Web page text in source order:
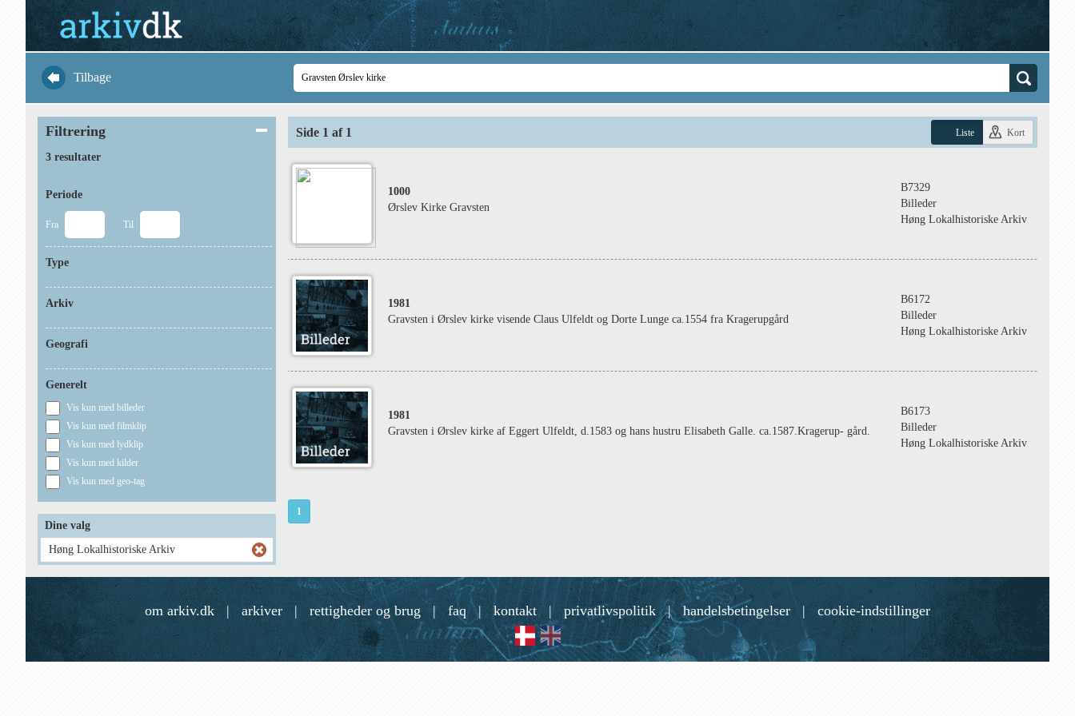
Tilbage
Filtrering
3 resultater
Periode
Fra Til
Type
Arkiv
Geografi
Generelt
Vis kun med billeder
Vis kun med filmklip
Vis kun med lydklip
Vis kun med kilder
Vis kun med geo-tag
Dine valg
Høng Lokalhistoriske Arkiv
Side 1 af 1 Liste Kort
1000
Ørslev Kirke Gravsten
B7329
Billeder
Høng Lokalhistoriske Arkiv
1981
Gravsten i Ørslev kirke visende Claus Ulfeldt og Dorte Lunge ca.1554 fra Kragerupgård
B6172
Billeder
Høng Lokalhistoriske Arkiv
1981
Gravsten i Ørslev kirke af Eggert Ulfeldt, d.1583 og hans hustru Elisabeth Galle. ca.1587.Kragerup- gård.
B6173
Billeder
Høng Lokalhistoriske Arkiv
1
om arkiv.dk | arkiver | rettigheder og brug | faq | kontakt | privatlivspolitik | handelsbetingelser | cookie-indstillinger